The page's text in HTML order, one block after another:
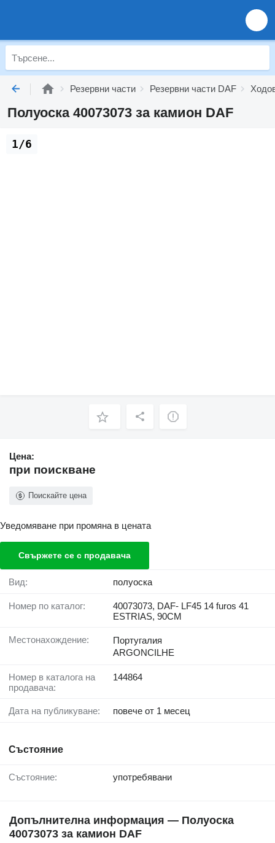
Резервни части Резервни части DAF
Полуоска 40073073 за камион DAF
1/6
Цена:
при поискване
Поискайте цена
Уведомяване при промяна в цената
Свържете се с продавача
Вид: полуоска
Номер по каталог:
40073073, DAF- LF45 14 furos 41
ESTRIAS, 90CM
Местонахождение:
Португалия
ARGONCILHE
Номер в каталога на
продавача:
144864
Дата на публикуване: повече от 1 месец
Състояние
Състояние: употребявани
Допълнителна информация — Полуоска
40073073 за камион DAF